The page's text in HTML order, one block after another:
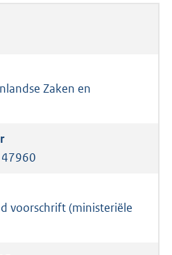
Zaken en
voorschrift (ministeriële